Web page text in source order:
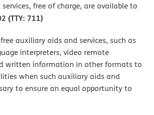
free of charge, are available to
(TTY: 711)
auxiliary aids and services, such as
interpreters, video remote
written information in other formats to
when such auxiliary aids and
to ensure an equal opportunity to